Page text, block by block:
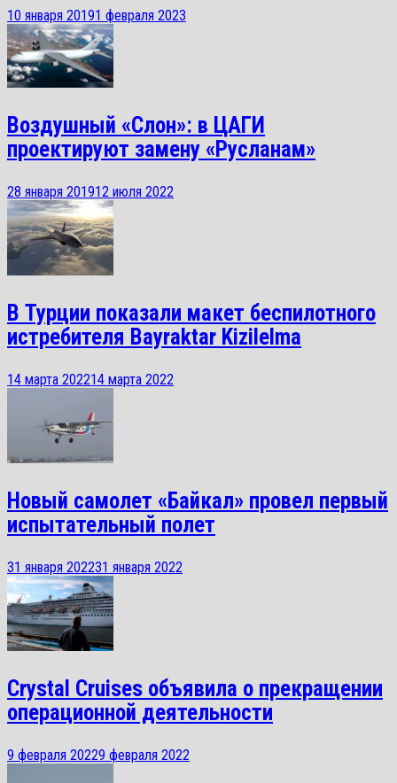
10 января 20191 февраля 2023
Воздушный «Слон»: в ЦАГИ
проектируют замену «Русланам»
28 января 201912 июля 2022
В Турции показали макет беспилотного
истребителя Bayraktar Kizilelma
14 марта 202214 марта 2022
Новый самолет «Байкал» провел первый
испытательный полет
31 января 202231 января 2022
Crystal Cruises объявила о прекращении
операционной деятельности
9 февраля 20229 февраля 2022